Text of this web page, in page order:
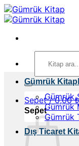
İçeriğe
atla
Sepet /0,00₺
Sepet
Gümrük
Gümrük
Gümrük
Gümrük
Dış Ticaret